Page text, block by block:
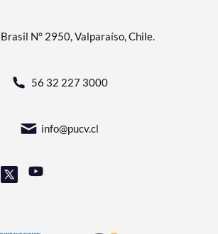
Brasil N° 2950, Valparaíso, Chile.
56 32 227 3000
info@pucv.cl